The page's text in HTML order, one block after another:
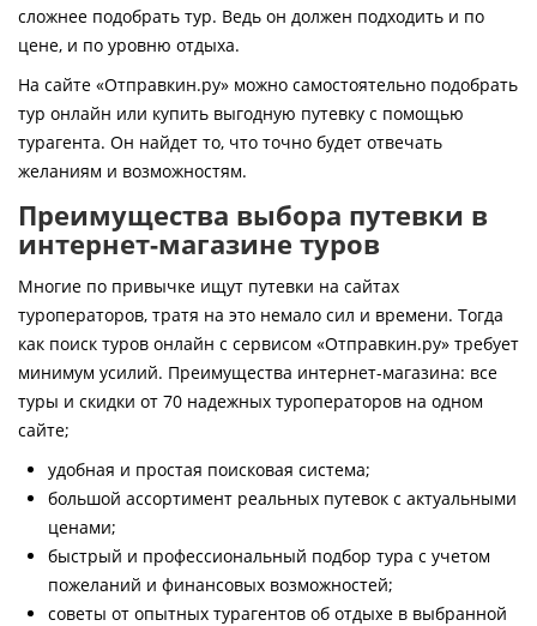
Контакты
сложнее подобрать тур. Ведь он должен подходить и по
цене, и по уровню отдыха.
На сайте «Отправкин.ру» можно самостоятельно подобрать
тур онлайн или купить выгодную путевку с помощью
турагента. Он найдет то, что точно будет отвечать
желаниям и возможностям.
Преимущества выбора путевки в
интернет-магазине туров
Многие по привычке ищут путевки на сайтах
туроператоров, тратя на это немало сил и времени. Тогда
как поиск туров онлайн с сервисом «Отправкин.ру» требует
минимум усилий. Преимущества интернет-магазина: все
туры и скидки от 70 надежных туроператоров на одном
сайте;
удобная и простая поисковая система;
большой ассортимент реальных путевок с актуальными
ценами;
быстрый и профессиональный подбор тура с учетом
пожеланий и финансовых возможностей;
советы от опытных турагентов об отдыхе в выбранной